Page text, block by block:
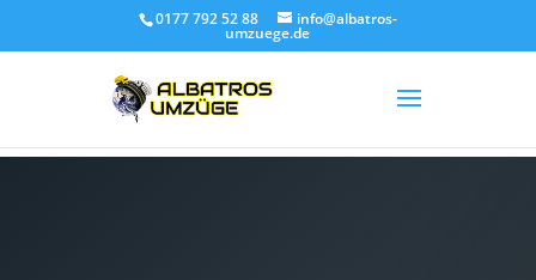
0177 792 52 88 info@albatros-
umzuege.de